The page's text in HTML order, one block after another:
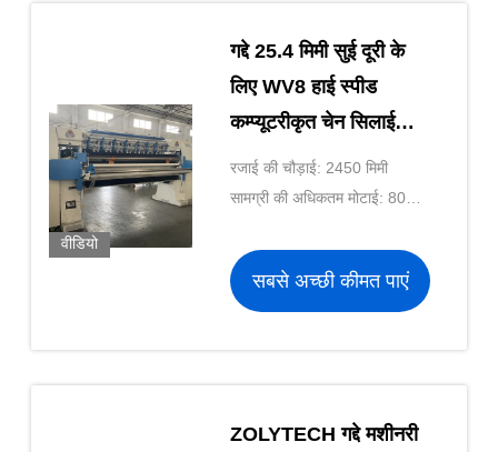
वीडियो
गद्दे 25.4 मिमी सुई दूरी के
लिए WV8 हाई स्पीड
कम्प्यूटरीकृत चेन सिलाई
औद्योगिक रजाई मशीन
रजाई की चौड़ाई: 2450 मिमी
सामग्री की अधिकतम मोटाई: 80
सबसे अच्छी कीमत पाएं
ZOLYTECH गद्दे मशीनरी